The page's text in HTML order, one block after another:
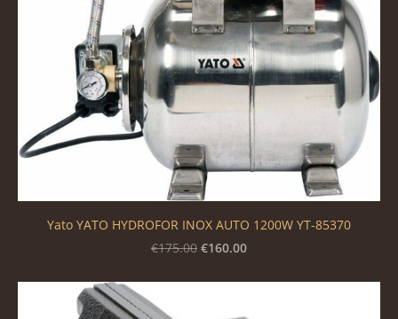
Yato YATO HYDROFOR INOX AUTO 1200W YT-85370
€175.00 €160.00